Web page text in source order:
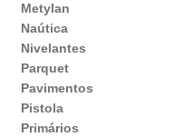
Metylan
Naútica
Nivelantes
Parquet
Pavimentos
Pistola
Primários